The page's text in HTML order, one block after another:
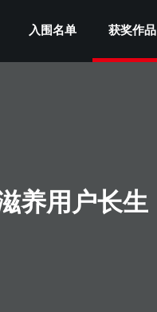
入围名单 获奖作品
养用户长生